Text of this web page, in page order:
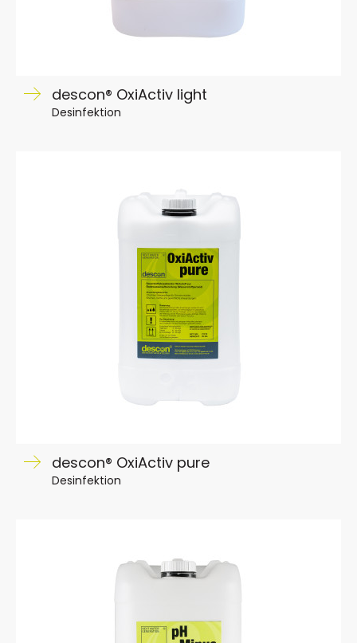
descon® OxiActiv light
Desinfektion
descon® OxiActiv pure
Desinfektion